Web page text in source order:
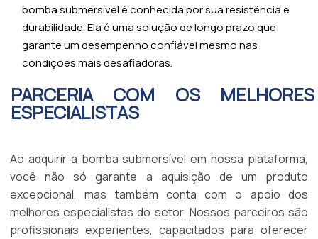
bomba submersível é conhecida por sua resistência e
durabilidade. Ela é uma solução de longo prazo que
garante um desempenho confiável mesmo nas
condições mais desafiadoras.
PARCERIA COM OS MELHORES
ESPECIALISTAS
Ao adquirir a bomba submersível em nossa plataforma,
você não só garante a aquisição de um produto
excepcional, mas também conta com o apoio dos
melhores especialistas do setor. Nossos parceiros são
profissionais experientes, capacitados para oferecer